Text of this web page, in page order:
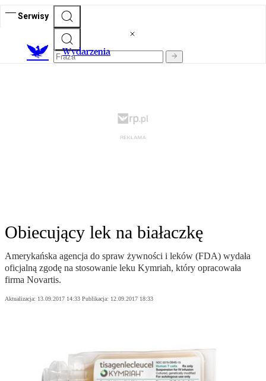
Serwisy
Wydarzenia
Obiecujący lek na białaczkę
Amerykańska agencja do spraw żywności i leków (FDA) wydała
oficjalną zgodę na stosowanie leku Kymriah, który opracowała
firma Novartis.
Aktualizacja: 13.09.2017 14:33 Publikacja: 12.09.2017 18:33